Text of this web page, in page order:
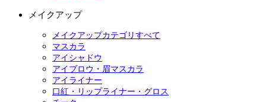
メイクアップ
メイクアップカテゴリすべて
マスカラ
アイシャドウ
アイブロウ・眉マスカラ
アイライナー
口紅・リップライナー・グロス